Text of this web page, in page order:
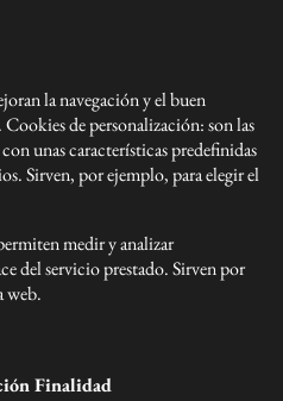
la navegación y el buen
de personalización: son las
unas características predefinidas
Sirven, por ejemplo, para elegir el
medir y analizar
del servicio prestado. Sirven por
web.
Finalidad